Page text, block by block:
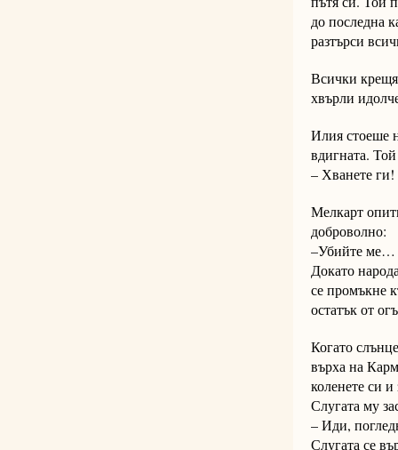
до последна
разтърси
Всички
хвърли
Илия стоеше
вдигната.
– Хванете ги!
Мелкарт
доброволно:
–Убийте ме…
Докато
се промъкне
остатък от
Когато
върха на
коленете си
Слугата му
– Иди,
Слугата се